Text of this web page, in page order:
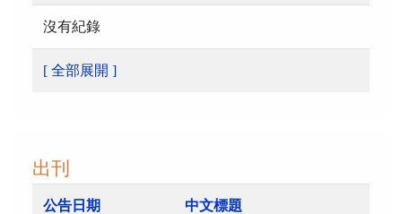
沒有紀錄
[ 全部展開 ]
出刊
公告日期 中文標題